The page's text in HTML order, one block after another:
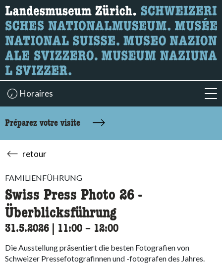
Recherche
Ici, vous pouvez rechercher le contenu de la page.
Horaires
Préparez votre visite
retour
FAMILIENFÜHRUNG
Swiss Press Photo 26 -
Überblicksführung
31.5.2026 11:00 accessibility.time_to
– 12:00
Die Ausstellung präsentiert die besten Fotografien von
Schweizer Pressefotografinnen und -fotografen des Jahres.